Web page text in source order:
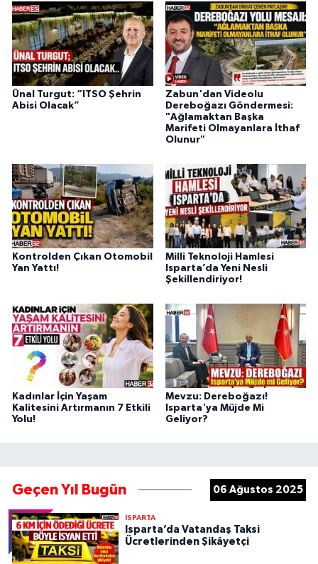
Ünal Turgut: “ITSO Şehrin
Abisi Olacak”
Zabun'dan Videolu
Dereboğazı Göndermesi:
"Ağlamaktan Başka
Marifeti Olmayanlara İthaf
Olunur"
Kontrolden Çıkan Otomobil
Yan Yattı!
Milli Teknoloji Hamlesi
Isparta’da Yeni Nesli
Şekillendiriyor!
Kadınlar İçin Yaşam
Kalitesini Artırmanın 7 Etkili
Yolu!
Mevzu: Dereboğazı!
Isparta'ya Müjde Mi
Geliyor?
Geçen Yıl Bugün 06 Ağustos 2025
ISPARTA
Isparta’da Vatandaş Taksi
Ücretlerinden Şikâyetçi